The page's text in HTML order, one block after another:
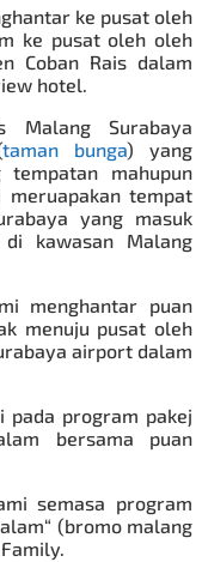
ke pusat oleh
ke pusat oleh oleh
Coban Rais dalam
hotel.
Malang Surabaya
taman bunga) yang
mahupun
meruapakan tempat
yang masuk
kawasan Malang
menghantar puan
menuju pusat oleh
airport dalam
pada program pakej
bersama puan
semasa program
(bromo malang